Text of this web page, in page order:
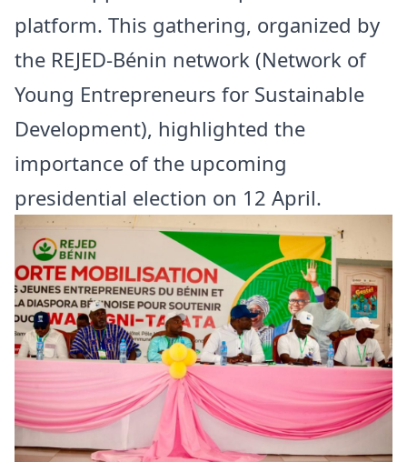
platform. This gathering, organized by
the REJED-Bénin network (Network of
Young Entrepreneurs for Sustainable
Development), highlighted the
importance of the upcoming
presidential election on 12 April.